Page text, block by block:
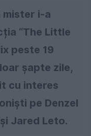
mister i-a
“The Little
peste 19
șapte zile,
cu interes
pe Denzel
Jared Leto.